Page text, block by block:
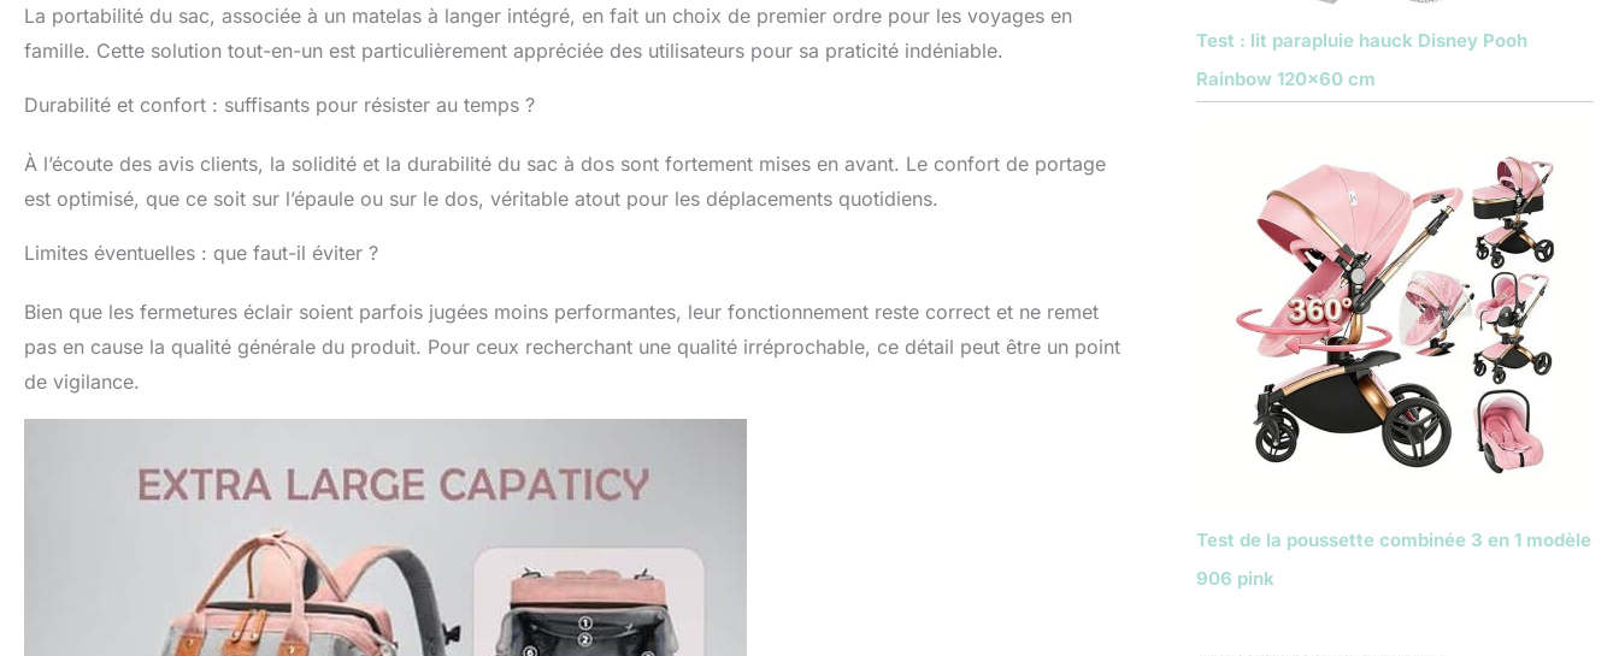
portefeuilles, les couches et même les vêtements sales de bébé. Parfait pour
le shopping, les voyages, les pique-niques, les sorties ou comme sac
incontournable pour tout parent en déplacement. L'idée cadeau parfaite :
parfait pour vos sorties. C'est un incontournable pour les essentiels de
bébé, les articles de bébé pour les nouveau-nés, les cadeaux de bébé, un
La portabilité du sac, associée à un matelas à langer intégré, en fait un choix de premier ordre pour les voyages en
famille. Cette solution tout-en-un est particulièrement appréciée des utilisateurs pour sa praticité indéniable.
Durabilité et confort : suffisants pour résister au temps ?
À l’écoute des avis clients, la solidité et la durabilité du sac à dos sont fortement mises en avant. Le confort de portage
est optimisé, que ce soit sur l’épaule ou sur le dos, véritable atout pour les déplacements quotidiens.
Limites éventuelles : que faut-il éviter ?
Bien que les fermetures éclair soient parfois jugées moins performantes, leur fonctionnement reste correct et ne remet
pas en cause la qualité générale du produit. Pour ceux recherchant une qualité irréprochable, ce détail peut être un point
de vigilance.
Test : lit parapluie hauck Disney Pooh
Rainbow 120×60 cm
Test de la poussette combinée 3 en 1 modèle
906 pink